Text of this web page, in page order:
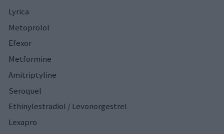
Lyrica
Metoprolol
Efexor
Metformine
Amitriptyline
Seroquel
Ethinylestradiol / Levonorgestrel
Lexapro